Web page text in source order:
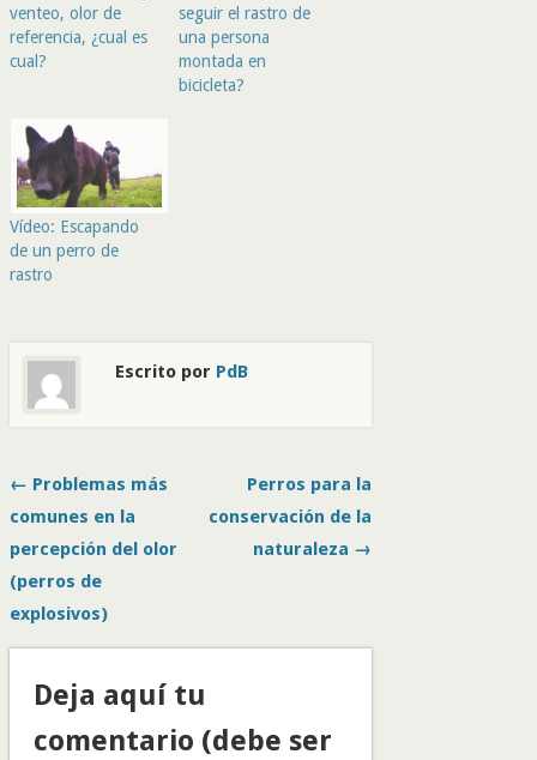
venteo, olor de
referencia, ¿cual es
cual?
seguir el rastro de
una persona
montada en
bicicleta?
Vídeo: Escapando
de un perro de
rastro
Escrito por PdB
← Problemas más
comunes en la
percepción del olor
(perros de
explosivos)
Perros para la
conservación de la
naturaleza →
Deja aquí tu
comentario (debe ser